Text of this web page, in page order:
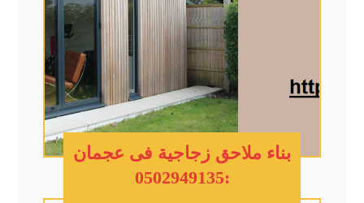
بناء ملاحق زجاجية فى عجمان
:0502949135